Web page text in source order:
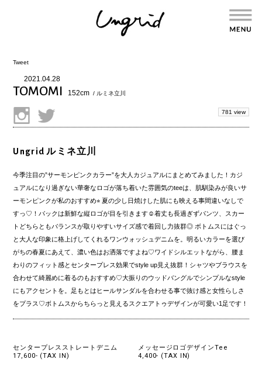
Tweet
2021.04.28
TOMOMI 152cm / ルミネ立川
781 view
Ungrid ルミネ立川
今季注目の”サーモンピンクカラー”を大人カジュアルにまとめてみました！カジ
ュアルになり過ぎない華奢なロゴが落ち着いた雰囲気のteeは、肌馴染みが良いサ
ーモンピンクが私のおすすめ⭐︎ 夏の少し日焼けした肌にも映える事間違いなしで
すっ♡！バックは新鮮な縦ロゴが目を引きます☺︎着丈も長過ぎずパンツ、スカー
トどちらともバランスが取りやすいサイズ感で着回し力抜群◎ ボトムスにはぐっ
と大人な印象に格上げしてくれるワンウォッシュデニムを。明るいカラーを選び
がちの春夏にあえて、濃い色はお洒落ですよね♡ワイドシルエットながら、腰ま
わりのフィット感とセンタープレス効果でstyle up見え抜群！シャツやブラウスを
合わせて綺麗めに着るのもおすすめ♡大振りのウッドバングルでシンプルなstyle
にもアクセントを。足もとはヒールサンダルを合わせる事で抜け感と女性らしさ
をプラス♡ボトムスからちらっと見えるスクエアトゥデザインが可愛い1足です！
センタープレスストレートデニム
17,600- (TAX IN)
メッセージロゴデザインTee
4,400- (TAX IN)